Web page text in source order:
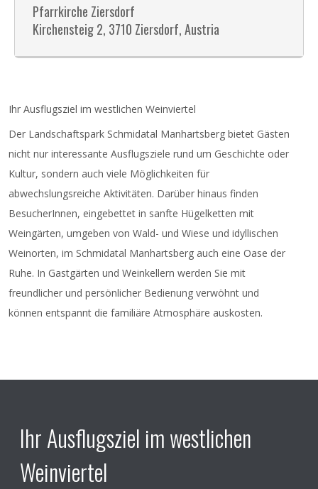
Pfarrkirche Ziersdorf
Kirchensteig 2, 3710 Ziersdorf, Austria
Ihr Ausflugsziel im westlichen Weinviertel
Der Landschaftspark Schmidatal Manhartsberg bietet Gästen
nicht nur interessante Ausflugsziele rund um Geschichte oder
Kultur, sondern auch viele Möglichkeiten für
abwechslungsreiche Aktivitäten. Darüber hinaus finden
BesucherInnen, eingebettet in sanfte Hügelketten mit
Weingärten, umgeben von Wald- und Wiese und idyllischen
Weinorten, im Schmidatal Manhartsberg auch eine Oase der
Ruhe. In Gastgärten und Weinkellern werden Sie mit
freundlicher und persönlicher Bedienung verwöhnt und
können entspannt die familiäre Atmosphäre auskosten.
Ihr Ausflugsziel im westlichen
Weinviertel